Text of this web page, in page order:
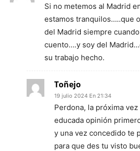
Si no metemos al Madrid
estamos tranquilos…..que
del Madrid siempre
cuento….y soy del
su trabajo hecho.
Toñejo
19 julio 2024 En 21:34
Perdona, la próxima
educada opinión
y una vez concedido te
para que des tu visto